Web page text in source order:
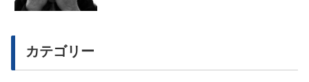
カテゴリー